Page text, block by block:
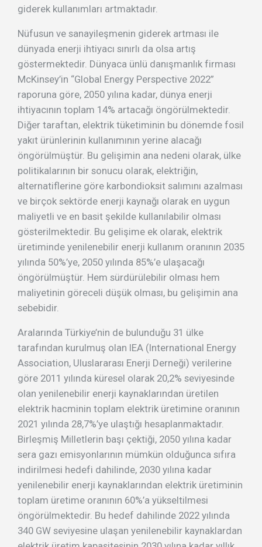
giderek kullanımları artmaktadır.
Nüfusun ve sanayileşmenin giderek artması ile
dünyada enerji ihtiyacı sınırlı da olsa artış
göstermektedir. Dünyaca ünlü danışmanlık firması
McKinsey’in “Global Energy Perspective 2022”
raporuna göre, 2050 yılına kadar, dünya enerji
ihtiyacının toplam 14% artacağı öngörülmektedir.
Diğer taraftan, elektrik tüketiminin bu dönemde fosil
yakıt ürünlerinin kullanımının yerine alacağı
öngörülmüştür. Bu gelişimin ana nedeni olarak, ülke
politikalarının bir sonucu olarak, elektriğin,
alternatiflerine göre karbondioksit salımını azalması
ve birçok sektörde enerji kaynağı olarak en uygun
maliyetli ve en basit şekilde kullanılabilir olması
gösterilmektedir. Bu gelişime ek olarak, elektrik
üretiminde yenilenebilir enerji kullanım oranının 2035
yılında 50%’ye, 2050 yılında 85%’e ulaşacağı
öngörülmüştür. Hem sürdürülebilir olması hem
maliyetinin göreceli düşük olması, bu gelişimin ana
sebebidir.
Aralarında Türkiye’nin de bulunduğu 31 ülke
tarafından kurulmuş olan IEA (International Energy
Association, Uluslararası Enerji Derneği) verilerine
göre 2011 yılında küresel olarak 20,2% seviyesinde
olan yenilenebilir enerji kaynaklarından üretilen
elektrik hacminin toplam elektrik üretimine oranının
2021 yılında 28,7%’ye ulaştığı hesaplanmaktadır.
Birleşmiş Milletlerin başı çektiği, 2050 yılına kadar
sera gazı emisyonlarının mümkün olduğunca sıfıra
indirilmesi hedefi dahilinde, 2030 yılına kadar
yenilenebilir enerji kaynaklarından elektrik üretiminin
toplam üretime oranının 60%’a yükseltilmesi
öngörülmektedir. Bu hedef dahilinde 2022 yılında
340 GW seviyesine ulaşan yenilenebilir kaynaklardan